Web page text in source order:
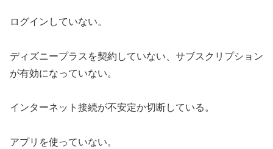
ログインしていない。
ディズニープラスを契約していない、サブスクリプション
が有効になっていない。
インターネット接続が不安定か切断している。
アプリを使っていない。